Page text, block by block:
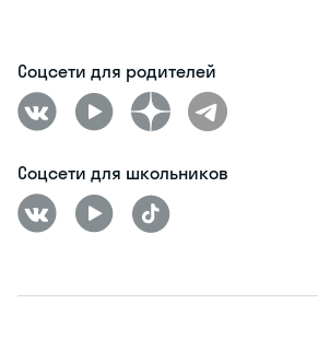
Соцсети для родителей
Соцсети для школьников